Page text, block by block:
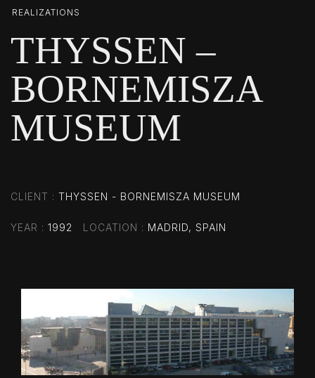
REALIZATIONS
THYSSEN –
BORNEMISZA
MUSEUM
CLIENT THYSSEN - BORNEMISZA MUSEUM
YEAR 1992 LOCATION MADRID, SPAIN